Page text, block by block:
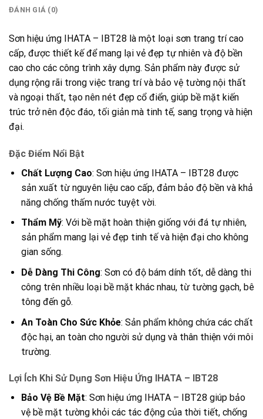
ĐÁNH GIÁ (0)
Sơn hiệu ứng IHATA – IBT28 là một loại sơn trang trí cao
cấp, được thiết kế để mang lại vẻ đẹp tự nhiên và độ bền
cao cho các công trình xây dựng. Sản phẩm này được sử
dụng rộng rãi trong việc trang trí và bảo vệ tường nội thất
và ngoại thất, tạo nên nét đẹp cổ điển, giúp bề mặt kiến
trúc trở nên độc đáo, tối giản mà tinh tế, sang trọng và hiện
đại.
Đặc Điểm Nổi Bật
Chất Lượng Cao: Sơn hiệu ứng IHATA – IBT28 được
sản xuất từ nguyên liệu cao cấp, đảm bảo độ bền và khả
năng chống thấm nước tuyệt vời.
Thẩm Mỹ: Với bề mặt hoàn thiện giống với đá tự nhiên,
sản phẩm mang lại vẻ đẹp tinh tế và hiện đại cho không
gian sống.
Dễ Dàng Thi Công: Sơn có độ bám dính tốt, dễ dàng thi
công trên nhiều loại bề mặt khác nhau, từ tường gạch, bê
tông đến gỗ.
An Toàn Cho Sức Khỏe: Sản phẩm không chứa các chất
độc hại, an toàn cho người sử dụng và thân thiện với môi
trường.
Lợi Ích Khi Sử Dụng Sơn Hiệu Ứng IHATA – IBT28
Bảo Vệ Bề Mặt: Sơn hiệu ứng IHATA – IBT28 giúp bảo
vệ bề mặt tường khỏi các tác động của thời tiết, chống